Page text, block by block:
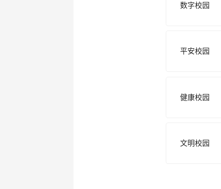
数字校园
平安校园
健康校园
文明校园